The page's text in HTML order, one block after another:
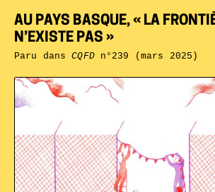
AU PAYS BASQUE, « LA
N’EXISTE PAS »
Paru dansCQFDn°239 (mars 2025)